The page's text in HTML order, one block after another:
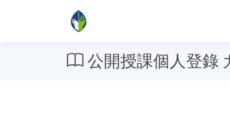
公開授課個人登錄